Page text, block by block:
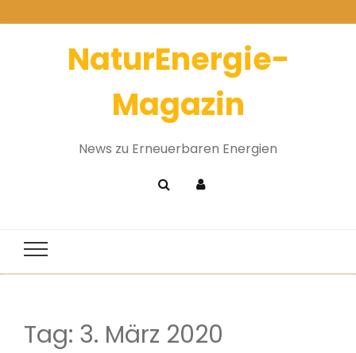
NaturEnergie-
Magazin
News zu Erneuerbaren Energien
Tag: 3. März 2020